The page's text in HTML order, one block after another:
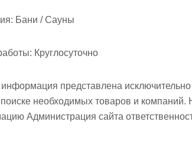
Бани / Сауны
Круглосуточно
представлена
поиске необходимых товаров и
Администрация сайта